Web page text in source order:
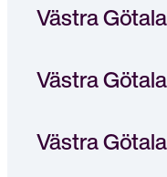
Västra
Västra
Västra